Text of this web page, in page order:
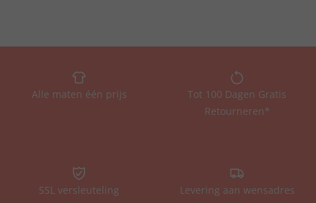
Alle maten één prijs
Tot 100 Dagen Gratis
Retourneren*
SSL versleuteling Levering aan wensadres